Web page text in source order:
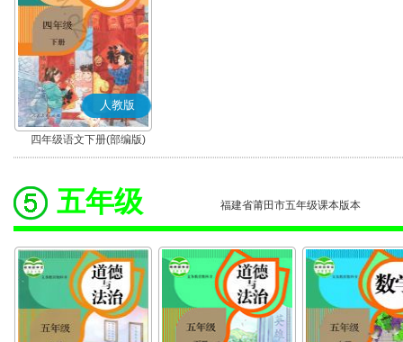
人教版
四年级语文下册(部编版)
五年级 福建省莆田市五年级课本版本